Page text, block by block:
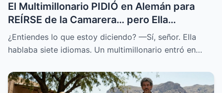
El Multimillonario PIDIÓ en Alemán para
REÍRSE de la Camarera… pero Ella
HABLABA 7 Idiomas.
¿Entiendes lo que estoy diciendo? —Sí, señor. Ella
hablaba siete idiomas. Un multimillonario entró en…